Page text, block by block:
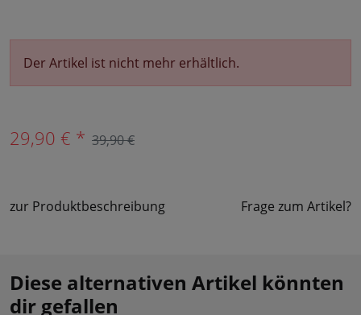
Der Artikel ist nicht mehr erhältlich.
29,90 € * 39,90 €
zur Produktbeschreibung Frage zum Artikel?
Diese alternativen Artikel könnten
dir gefallen